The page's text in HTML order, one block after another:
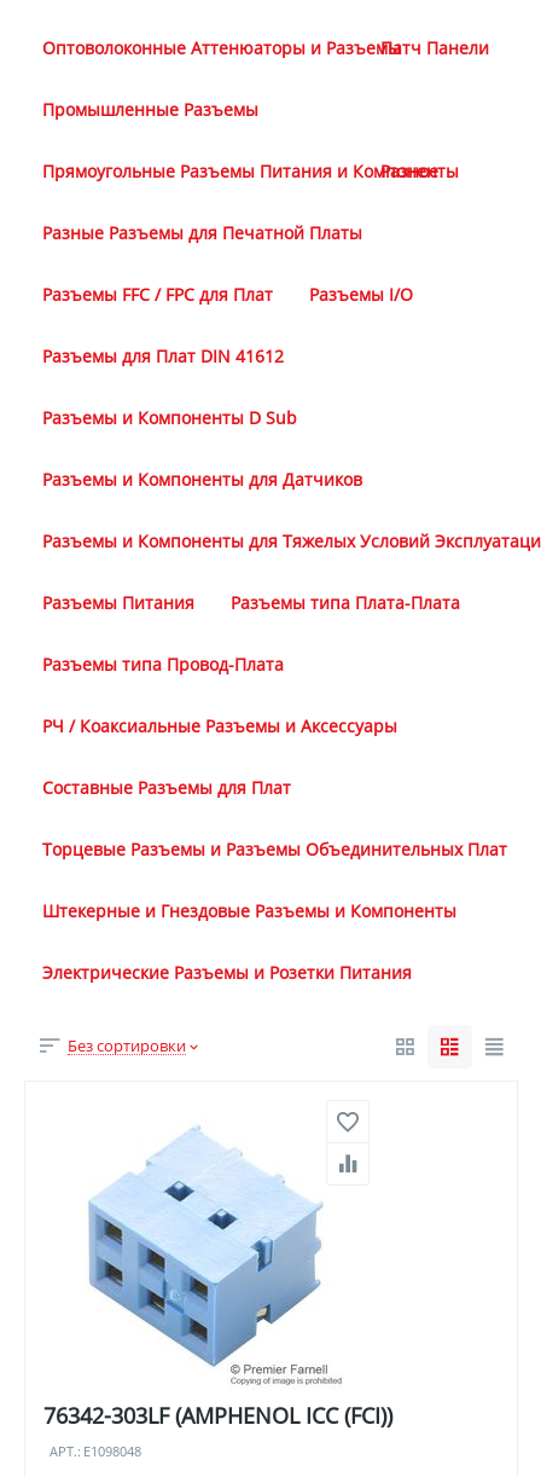
Оптоволоконные Аттенюаторы и РазъемыПатч Панели
Промышленные Разъемы
Прямоугольные Разъемы Питания и Компоненты
Разное
Разные Разъемы для Печатной Платы
Разъемы FFC / FPC для Плат Разъемы I/O
Разъемы для Плат DIN 41612
Разъемы и Компоненты D Sub
Разъемы и Компоненты для Датчиков
Разъемы и Компоненты для Тяжелых Условий
Разъемы Питания Разъемы типа Плата-Плата
Разъемы типа Провод-Плата
РЧ / Коаксиальные Разъемы и Аксессуары
Составные Разъемы для Плат
Торцевые Разъемы и Разъемы Объединительных Плат
Штекерные и Гнездовые Разъемы и Компоненты
Электрические Разъемы и Розетки Питания
Без сортировки
76342-303LF (AMPHENOL ICC (FCI))
АРТ.: E1098048